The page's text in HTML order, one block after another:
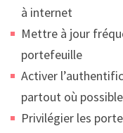
à internet
Mettre à jour
portefeuille
Activer
partout où possible
Privilégier les